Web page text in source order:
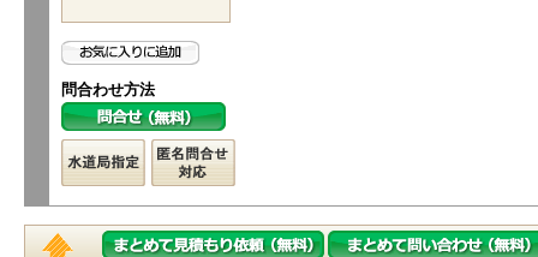
問合わせ方法